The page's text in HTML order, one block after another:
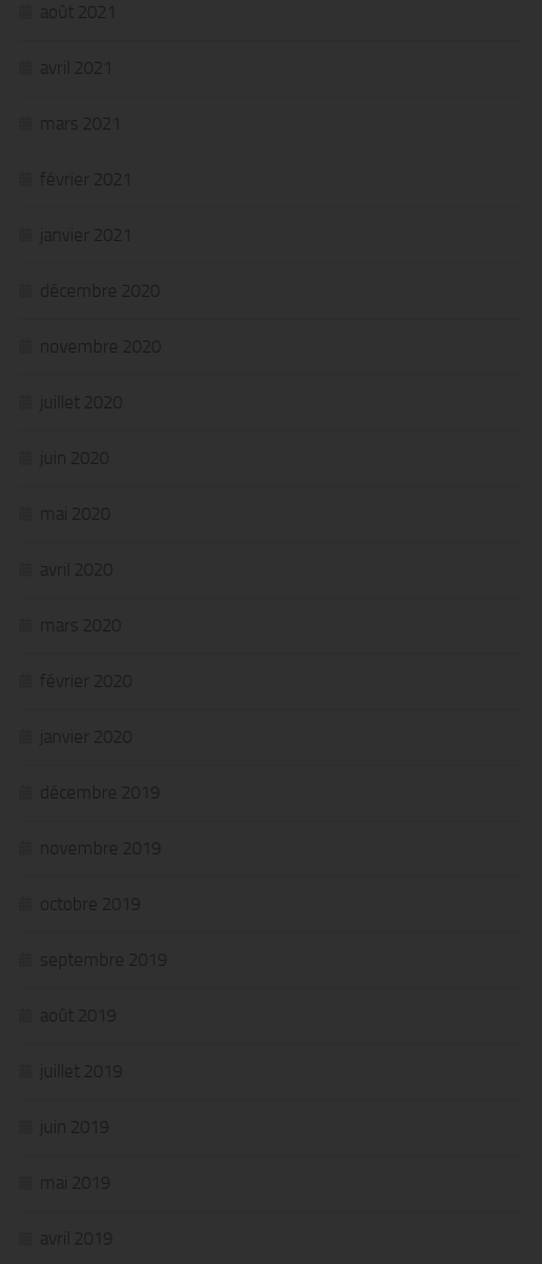
août 2021
avril 2021
mars 2021
février 2021
janvier 2021
décembre 2020
novembre 2020
juillet 2020
juin 2020
mai 2020
avril 2020
mars 2020
février 2020
janvier 2020
décembre 2019
novembre 2019
octobre 2019
septembre 2019
août 2019
juillet 2019
juin 2019
mai 2019
avril 2019